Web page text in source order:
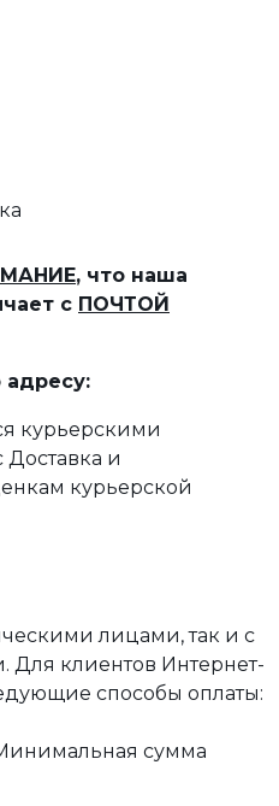
, что наша
с ПОЧТОЙ
адресу:
курьерскими
и
курьерской
лицами, так и с
клиентов Интернет-
способы оплаты:
сумма